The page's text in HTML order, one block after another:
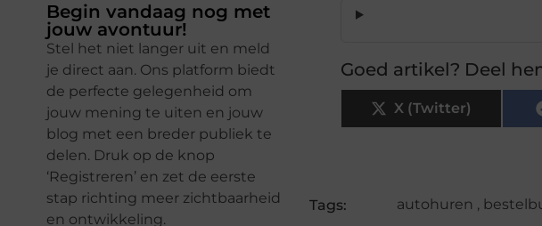
Begin vandaag nog met
jouw avontuur!
Stel het niet langer uit en meld
je direct aan. Ons platform biedt
de perfecte gelegenheid om
jouw mening te uiten en jouw
blog met een breder publiek te
delen. Druk op de knop
‘Registreren’ en zet de eerste
stap richting meer zichtbaarheid
en ontwikkeling.
Goed artikel? Deel
X (Twitter)
Tags: autohuren ,